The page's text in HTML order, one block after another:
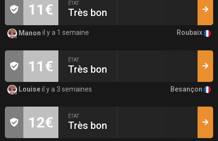
11€ ÉTAT
Très bon
Manon il y a 1 semaine Roubaix
11€ ÉTAT
Très bon
Louiseil y a 3 semaines Besançon
12€ ÉTAT
Très bon